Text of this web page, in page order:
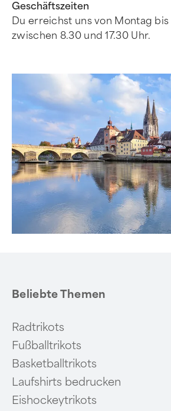
Geschäftszeiten
Du erreichst uns von Montag
zwischen 8.30 und 17.30 Uhr.
Beliebte Themen
Radtrikots
Fußballtrikots
Basketballtrikots
Laufshirts bedrucken
Eishockeytrikots